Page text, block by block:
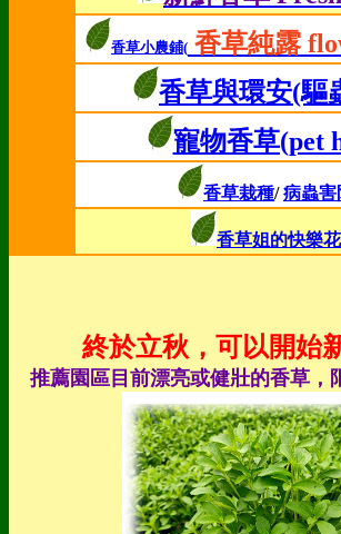
香草小農鋪( 香草純露
香草與環安(驅
寵物香草(pet
香草栽種/病蟲害
香草姐的快樂
終於立秋，可以開始
推薦園區目前漂亮或健壯的香草，